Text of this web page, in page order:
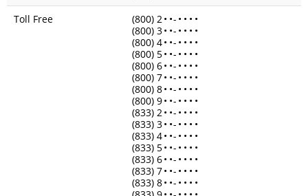
Toll Free
(800) 2• •- • • • •
(800) 3• •- • • • •
(800) 4• •- • • • •
(800) 5• •- • • • •
(800) 6• •- • • • •
(800) 7• •- • • • •
(800) 8• •- • • • •
(800) 9• •- • • • •
(833) 2• •- • • • •
(833) 3• •- • • • •
(833) 4• •- • • • •
(833) 5• •- • • • •
(833) 6• •- • • • •
(833) 7• •- • • • •
(833) 8• •- • • • •